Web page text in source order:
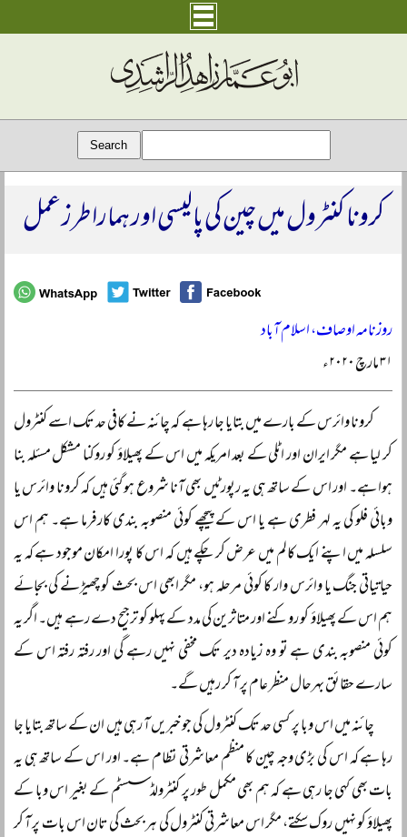
کرونا کنٹرول میں چین کی پالیسی اور ہمارا طرز عمل
روزنامہ اوصاف، اسلام آباد
۳۱ مارچ ۲۰۲۰ء
کرونا وائرس کے بارے میں بتایا جا رہا ہے کہ چائنہ نے کافی حد تک اسے کنٹرول
کر لیا ہے مگر ایران اور اٹلی کے بعد امریکہ میں اس کے پھیلاؤ کو روکنا مشکل مسئلہ بنا
ہوا ہے۔ اور اس کے ساتھ ہی یہ رپورٹیں بھی آنا شروع ہو گئی ہیں کہ کرونا وائرس یا
وبائی فلو کی یہ لہر فطری ہے یا اس کے پیچھے کوئی منصوبہ بندی کارفرما ہے۔ ہم اس
سلسلہ میں اپنے ایک کالم میں عرض کر چکے ہیں کہ اس کا پورا امکان موجود ہے کہ یہ
حیاتیاتی جنگ یا وائرس وار کا کوئی مرحلہ ہو، مگر ابھی اس بحث کو چھیڑنے کی بجائے
ہم اس کے پھیلاؤ کو روکنے اور متاثرین کی مدد کے پہلو کو ترجیح دے رہے ہیں۔ اگر یہ
کوئی منصوبہ بندی ہے تو وہ زیادہ دیر تک مخفی نہیں رہے گی اور رفتہ رفتہ اس کے
سارے حقائق بہرحال منظر عام پر آ کر رہیں گے۔
چائنہ میں اس وبا پر کسی حد تک کنٹرول کی جو خبریں آ رہی ہیں ان کے ساتھ بتایا جا
رہا ہے کہ اس کی بڑی وجہ چین کا منظم معاشرتی نظام ہے۔ اور اس کے ساتھ ہی یہ
بات بھی کہی جا رہی ہے کہ ہم بھی مکمل طور پر کنٹرولڈ سسٹم کے بغیر اس وبا کے
پھیلاؤ کو نہیں روک سکتے، مگر اس معاشرتی کنٹرول کی ہر بحث کی تان اس بات پر آ کر